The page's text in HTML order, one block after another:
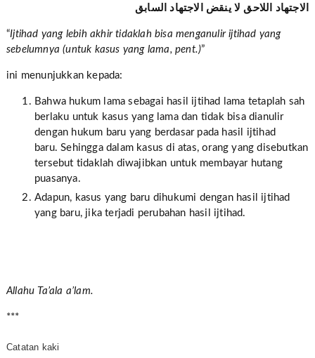
الاجتهاد اللاحق لا ينقض الاجتهاد السابق
“Ijtihad yang lebih akhir tidaklah bisa menganulir ijtihad yang
sebelumnya (untuk kasus yang lama, pent.)”
ini menunjukkan kepada:
Bahwa hukum lama sebagai hasil ijtihad lama tetaplah sah
berlaku untuk kasus yang lama dan tidak bisa dianulir
dengan hukum baru yang berdasar pada hasil ijtihad
baru. Sehingga dalam kasus di atas, orang yang disebutkan
tersebut tidaklah diwajibkan untuk membayar hutang
puasanya.
Adapun, kasus yang baru dihukumi dengan hasil ijtihad
yang baru, jika terjadi perubahan hasil ijtihad.
Allahu Ta’ala a’lam.
***
Catatan kaki